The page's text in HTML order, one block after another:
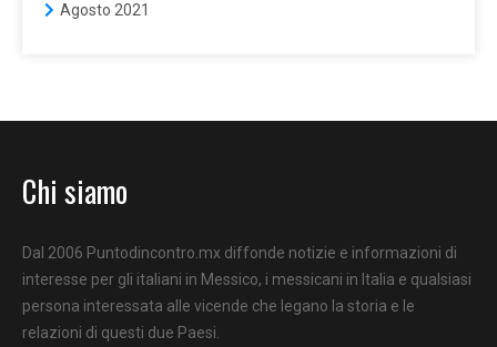
Agosto 2021
Chi siamo
Dal 2006 Puntodincontro.mx diffonde notizie e informazioni di
interesse per gli italiani in Messico, i messicani in Italia e qualsiasi
persona interessata alle vicende che legano la storia e le
relazioni di questi due Paesi.